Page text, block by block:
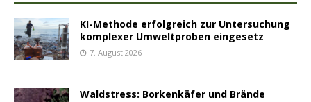
KI-Methode erfolgreich zur Untersuchung
komplexer Umweltproben eingesetz
7. August 2026
Waldstress: Borkenkäfer und Brände